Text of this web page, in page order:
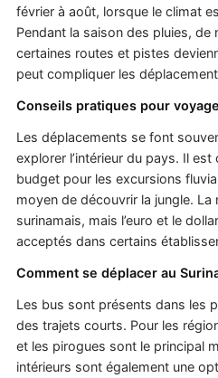
février à août, lorsque le climat
Pendant la saison des pluies, de
certaines routes et pistes
peut compliquer les
Conseils pratiques pour
Les déplacements se font
explorer l’intérieur du pays. Il
budget pour les excursions
moyen de découvrir la jungle.
surinamais, mais l’euro et le
acceptés dans certains
Comment se déplacer au
Les bus sont présents dans les
des trajets courts. Pour les
et les pirogues sont le principal
intérieurs sont également une